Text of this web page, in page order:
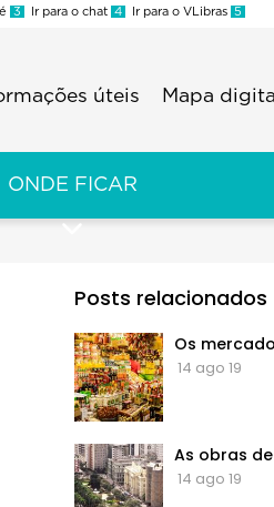
3 Ir para o chat 4 Ir para o VLibras 5
úteis Mapa digital
ONDE FICAR
Posts relacionados
Os
14 ago 19
As obras
14 ago 19